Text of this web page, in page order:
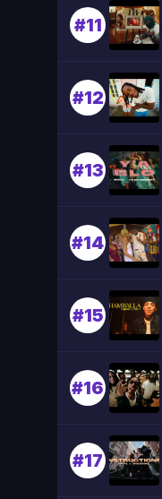
#11
#12
#13
#14
#15
#16
#17